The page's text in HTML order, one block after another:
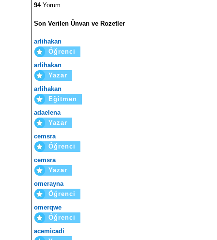
94Yorum
Son Verilen Ünvan ve Rozetler
arlihakan
Öğrenci
arlihakan
Yazar
arlihakan
Eğitmen
adaelena
Yazar
cemsra
Öğrenci
cemsra
Yazar
omerayna
Öğrenci
omerqwe
Öğrenci
acemicadi